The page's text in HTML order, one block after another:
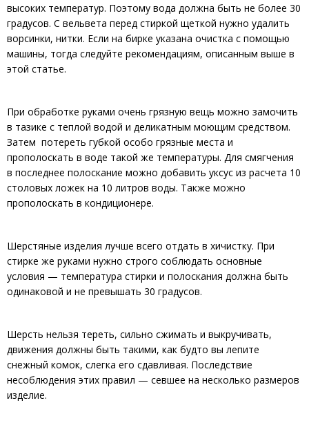
высоких температур. Поэтому вода должна быть не более 30
градусов. С вельвета перед стиркой щеткой нужно удалить
ворсинки, нитки. Если на бирке указана очистка с помощью
машины, тогда следуйте рекомендациям, описанным выше в
этой статье.
При обработке руками очень грязную вещь можно замочить
в тазике с теплой водой и деликатным моющим средством.
Затем потереть губкой особо грязные места и
прополоскать в воде такой же температуры. Для смягчения
в последнее полоскание можно добавить уксус из расчета 10
столовых ложек на 10 литров воды. Также можно
прополоскать в кондиционере.
Шерстяные изделия лучше всего отдать в хичистку. При
стирке же руками нужно строго соблюдать основные
условия — температура стирки и полоскания должна быть
одинаковой и не превышать 30 градусов.
Шерсть нельзя тереть, сильно сжимать и выкручивать,
движения должны быть такими, как будто вы лепите
снежный комок, слегка его сдавливая. Последствие
несоблюдения этих правил — севшее на несколько размеров
изделие.